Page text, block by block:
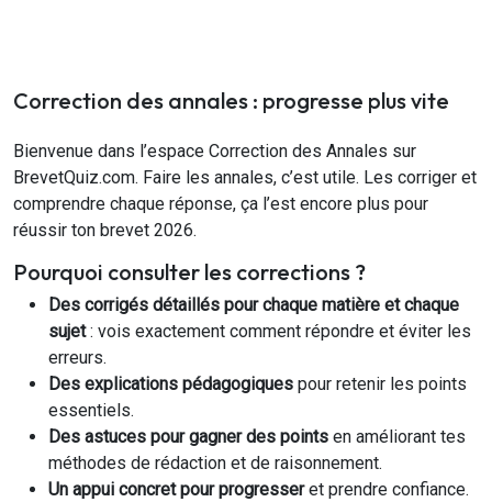
Correction des annales : progresse plus vite
Bienvenue dans l’espace Correction des Annales sur
BrevetQuiz.com. Faire les annales, c’est utile. Les corriger et
comprendre chaque réponse, ça l’est encore plus pour
réussir ton brevet 2026.
Pourquoi consulter les corrections ?
Des corrigés détaillés pour chaque matière et chaque
sujet: vois exactement comment répondre et éviter les
erreurs.
Des explications pédagogiques pour retenir les points
essentiels.
Des astuces pour gagner des points en améliorant tes
méthodes de rédaction et de raisonnement.
Un appui concret pour progresseret prendre confiance.